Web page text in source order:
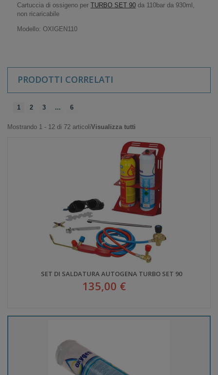
Cartuccia di ossigeno per TURBO SET 90 da 110bar da 930ml,
non ricaricabile
Modello: OXIGEN110
PRODOTTI CORRELATI
1 2 3 ... 6
Mostrando 1 - 12 di 72 articoliVisualizza tutti
SET DI SALDATURA AUTOGENA TURBO SET 90
135,00 €